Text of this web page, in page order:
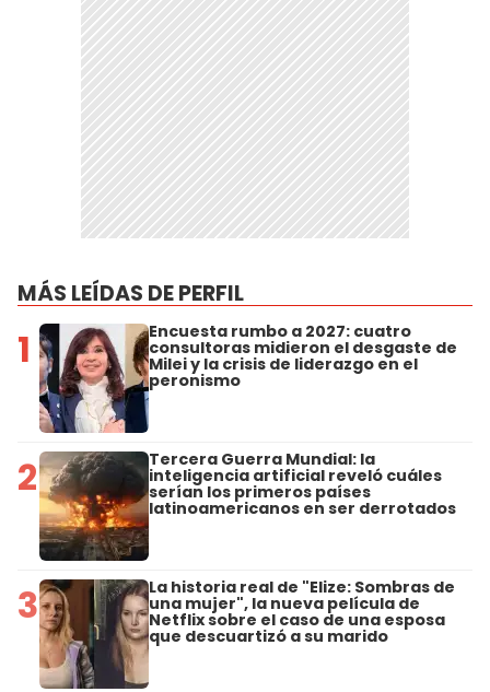
MÁS LEÍDAS DE PERFIL
1 Encuesta rumbo a 2027: cuatro
consultoras midieron el desgaste de
Milei y la crisis de liderazgo en el
peronismo
2 Tercera Guerra Mundial: la
inteligencia artificial reveló cuáles
serían los primeros países
latinoamericanos en ser derrotados
3 La historia real de "Elize: Sombras de
una mujer", la nueva película de
Netflix sobre el caso de una esposa
que descuartizó a su marido